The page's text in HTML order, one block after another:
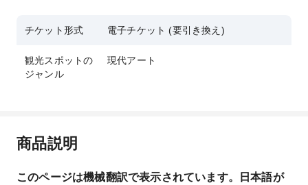
チケット形式 電子チケット (要引き換え)
観光スポットの
ジャンル
現代アート
商品説明
このページは機械翻訳で表示されています。日本語が